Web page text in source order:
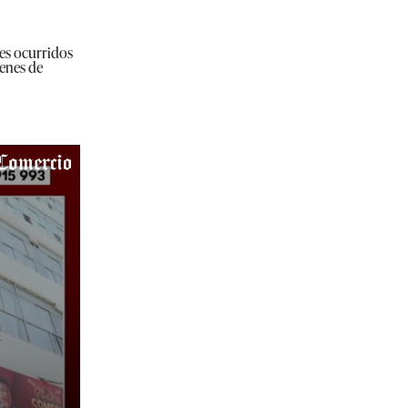
ocurridos
de